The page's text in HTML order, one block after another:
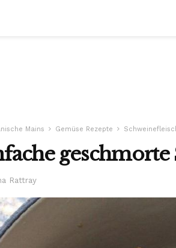
Mains Gemüse Rezepte
geschmorte
Rattray